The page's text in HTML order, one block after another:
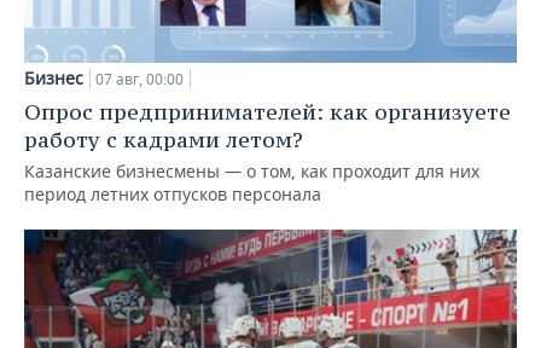
Бизнес 07 авг, 00:00
Опрос предпринимателей: как организуете
работу с кадрами летом?
Казанские бизнесмены — о том, как проходит для них
период летних отпусков персонала